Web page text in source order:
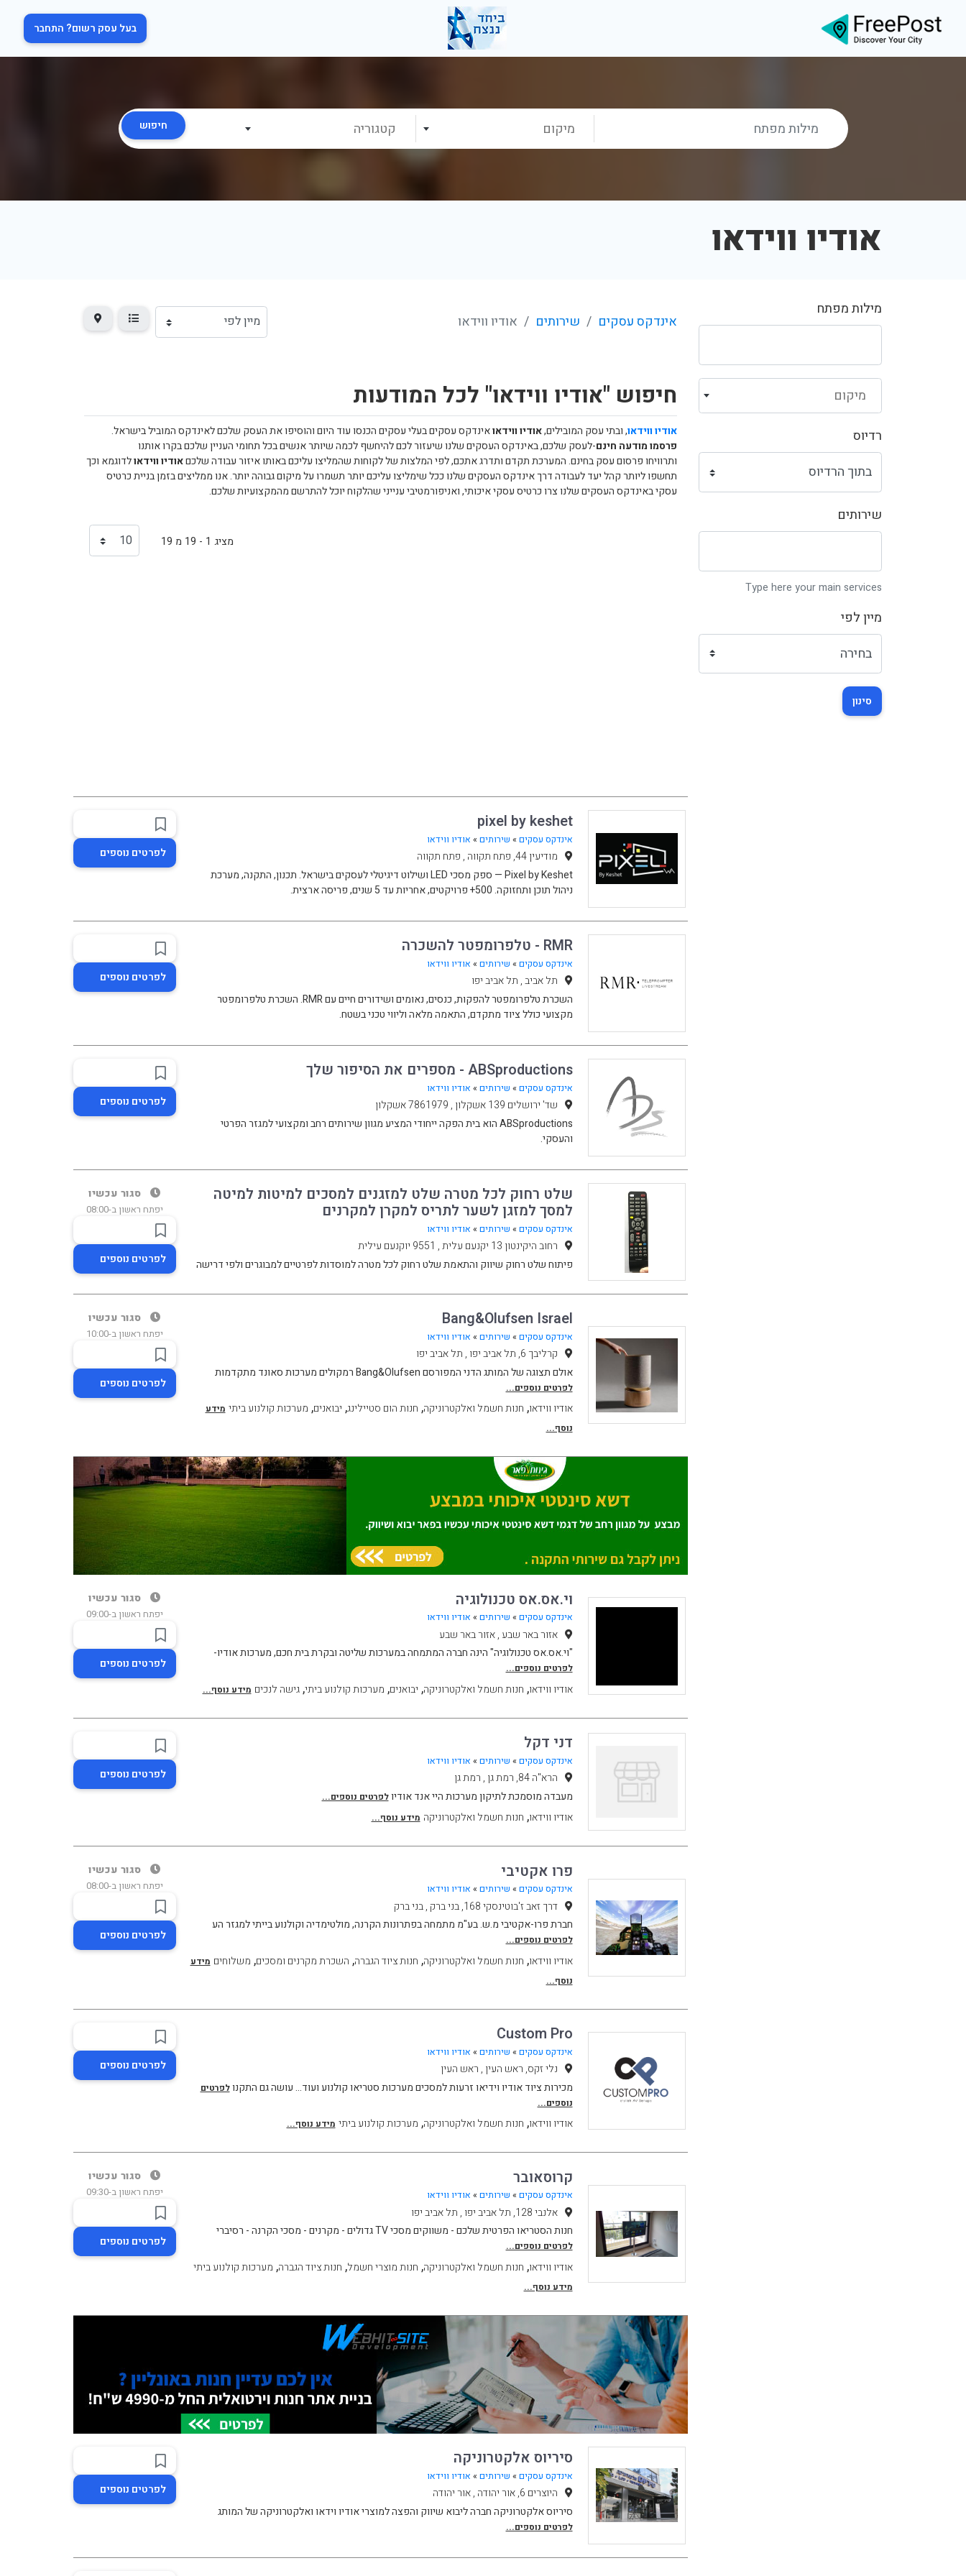
בעל עסק רשום? התחבר
מיקום קטגוריה חיפוש
אודיו ווידאו
מילות מפתח
מיקום
רדיוס
שירותים
Type here your main services
מיין לפי
סינון
אינדקס עסקים שירותים אודיו ווידאו
חיפוש "אודיו ווידאו" לכל המודעות
אודיו ווידאו, ובתי עסק המובילים,אודיו ווידאואינדקס עסקים בעלי עסקים הכנסו עוד היום והוסיפו את העסק שלכם לאינדקס המוביל בישראל.
פרסמו מודעה חינם-לעסק שלכם, באינדקס העסקים שלנו שיעזור לכם להיחשף לכמה שיותר אנשים בכל תחומי העניין שלכם בקרו אותנו
ותרוויחו פרסום עסק בחינם. המערכת תקדם ותדרג אתכם, לפי המלצות של לקוחות שהמליצו עליכם באותו איזור עבודה שלכםאודיו ווידאולדוגמא וכך
תחשפו ליותר קהל יעד לעבודה דרך אינדקס העסקים שלנו ככל שימליצו עליכם יותר תשמרו על מיקום גבוהה יותר. אנו ממליצים בזמן בניית כרטיס
עסקי באינדקס העסקים שלנו צרו כרטיס עסקי איכותי, ואניפורמטיבי ענייני שהלקוח יוכל להתרשם מהמקצועיות שלכם.
מציג 1 - 19 מ 19
pixel by keshet
אינדקס עסקים » שירותים » אודיו ווידאו
מודיעין 44, פתח תקווה , פתח תקווה
Pixel by Keshet — ספק מסכי LED ושילוט דיגיטלי לעסקים בישראל. תכנון, התקנה, מערכת
ניהול תוכן ותחזוקה. 500+ פרויקטים, אחריות עד 5 שנים, פריסה ארצית.
לפרטים נוספים
RMR - טלפרומפטר להשכרה
אינדקס עסקים » שירותים » אודיו ווידאו
תל אביב , תל אביב יפו
השכרת טלפרומפטר להפקות, כנסים, נאומים ושידורים חיים עם RMR. השכרת טלפרומפטר
מקצועי כולל ציוד מתקדם, התאמה מלאה וליווי טכני בשטח.
לפרטים נוספים
ABSproductions - מספרים את הסיפור שלך
אינדקס עסקים » שירותים » אודיו ווידאו
שד' ירושלים 139 אשקלון , 7861979 אשקלון
ABSproductions הוא בית הפקה ייחודי המציע מגוון שירותים רחב ומקצועי למגזר הפרטי
והעסקי.
לפרטים נוספים
שלט רחוק לכל מטרה שלט למזגנים למסכים למיטות למיטה
למסך למזגן לשער לתריס למקרן למקרנים
אינדקס עסקים » שירותים » אודיו ווידאו
רחוב היקינטון 13 יקנעם עלית , 9551 יוקנעם עילית
פיתוח שלט רחוק שיווק והתאמת שלט רחוק לכל מטרה למוסדות לפרטיים למבוגרים ולפי דרישה
סגור עכשיו
יפתח ראשון ב-08:00
לפרטים נוספים
Bang&Olufsen Israel
אינדקס עסקים » שירותים » אודיו ווידאו
קרליבך 6, תל אביב יפו , תל אביב יפו
אולם תצוגה של המותג הדני המפורסם Bang&Olufsen רמקולים מערכות סאונד מתקדמות
לפרטים נוספים...
אודיו ווידאו, חנות חשמל ואלקטרוניקה, חנות הום סטיילינג, יבואנים, מערכות קולנוע ביתי מידע
נוסף...
סגור עכשיו
יפתח ראשון ב-10:00
לפרטים נוספים
וי.אס.אס טכנולוגיה
אינדקס עסקים » שירותים » אודיו ווידאו
אזור באר שבע , אזור באר שבע
"וי.אס.אס טכנולוגיה" הינה חברה המתמחה במערכות שליטה ובקרת בית חכם, מערכות אודיו-
לפרטים נוספים...
אודיו ווידאו, חנות חשמל ואלקטרוניקה, יבואנים, מערכות קולנוע ביתי,גישה לנכים מידע נוסף...
סגור עכשיו
יפתח ראשון ב-09:00
לפרטים נוספים
דני דקל
אינדקס עסקים » שירותים » אודיו ווידאו
הרא"ה 84, רמת גן , רמת גן
מעבדה מוסמכת לתיקון מערכות היי אנד אודיולפרטים נוספים...
אודיו ווידאו, חנות חשמל ואלקטרוניקה מידע נוסף...
לפרטים נוספים
פרו אקטיבי
אינדקס עסקים » שירותים » אודיו ווידאו
דרך זאב ז'בוטינסקי 168, בני ברק , בני ברק
חברת פרו-אקטיבי מ.ש. בע"מ מתמחה בפתרונות הקרנה, מולטימדיה וקולנוע בייתי למגזר הע
לפרטים נוספים...
אודיו ווידאו, חנות חשמל ואלקטרוניקה, חנות ציוד הגברה, השכרת מקרנים ומסכים, משלוחים מידע
נוסף...
סגור עכשיו
יפתח ראשון ב-08:00
לפרטים נוספים
Custom Pro
אינדקס עסקים » שירותים » אודיו ווידאו
נלי זקס, ראש העין , ראש העין
מכירות ציוד אודיו וידיאו זרעות למסכים מערכות סטריאו קולנוע ועוד... עושה גם התקנולפרטים
נוספים...
אודיו ווידאו, חנות חשמל ואלקטרוניקה, מערכות קולנוע ביתי מידע נוסף...
לפרטים נוספים
קרוסאובר
אינדקס עסקים » שירותים » אודיו ווידאו
אלנבי 128, תל אביב יפו , תל אביב יפו
חנות הסטריאו הפרטית שלכם - משווקים מסכי TV גדולים - מקרנים - מסכי הקרנה - רסיברי
לפרטים נוספים...
אודיו ווידאו, חנות חשמל ואלקטרוניקה, חנות מוצרי חשמל, חנות ציוד הגברה, מערכות קולנוע ביתי
מידע נוסף...
סגור עכשיו
יפתח ראשון ב-09:30
לפרטים נוספים
סיריוס אלקטרוניקה
אינדקס עסקים » שירותים » אודיו ווידאו
היוצרים 6, אור יהודה , אור יהודה
סיריוס אלקטרוניקה חברה ליבוא שיווק והפצה למוצרי אודיו וידאו ואלקטרוניקה של המותג
לפרטים נוספים...
לפרטים נוספים